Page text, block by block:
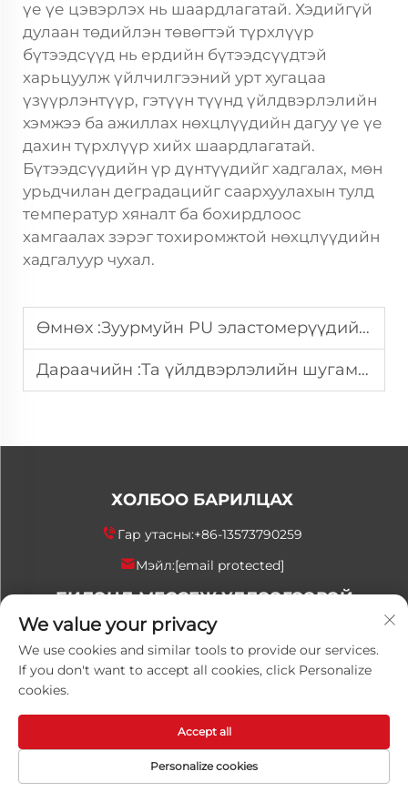
үе үе цэвэрлэх нь шаардлагатай. Хэдийгүй
дулаан төдийлэн төвөгтэй түрхлүүр
бүтээдсүүд нь ердийн бүтээдсүүдтэй
харьцуулж үйлчилгээний урт хугацаа
үзүүрлэнтүүр, гэтүүн түүнд үйлдвэрлэлийн
хэмжээ ба ажиллах нөхцлүүдийн дагуу үе үе
дахин түрхлүүр хийх шаардлагатай.
Бүтээдсүүдийн үр дүнтүүдийг хадгалах, мөн
урьдчилан деградацийг саархуулахын тулд
температур хяналт ба бохирдлоос
хамгаалах зэрэг тохиромжтой нөхцлүүдийн
хадгалуур чухал.
Өмнөх :Зуурмуйн PU эластомерүүдийн үйлдлийн үр дүнд үндэслэгдсэн өндөр үр дүнтэй агентуудыг хэрхэн сонгох вэ?
Дараачийн :Та үйлдвэрлэлийн шугамд зориулсан уусгагч болон усны үндсэн PU чөлөөлөгч агентлагуудын аль нэгийг хэрхэн сонгох вэ?
ХОЛБОО БАРИЛЦАХ
Гар утасны:+86-13573790259
Мэйл:[email protected]
БИДЭНД МЕССЕЖ ҮЛДЭЭГЭЭРЭЙ
We value your privacy
We use cookies and similar tools to provide our services.
If you don't want to accept all cookies, click Personalize
cookies.
Personalize cookies
Accept all